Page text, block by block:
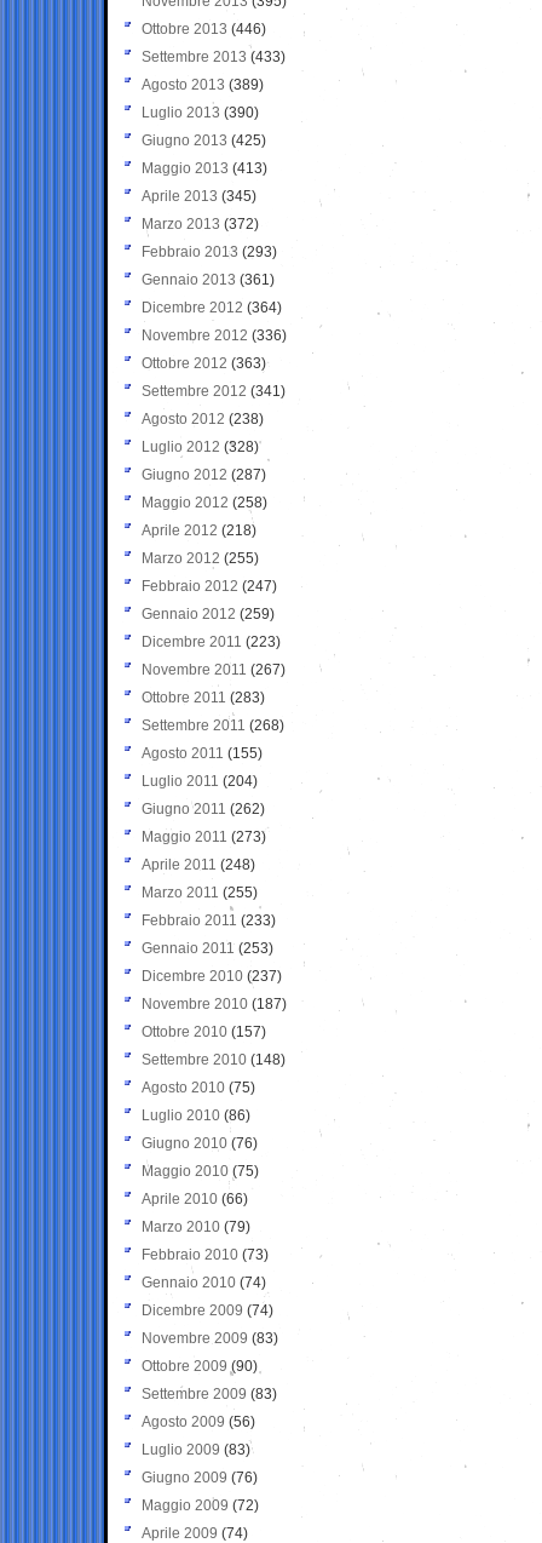
Ottobre 2013 (446)
Settembre 2013 (433)
Agosto 2013 (389)
Luglio 2013 (390)
Giugno 2013 (425)
Maggio 2013 (413)
Aprile 2013 (345)
Marzo 2013 (372)
Febbraio 2013 (293)
Gennaio 2013 (361)
Dicembre 2012 (364)
Novembre 2012 (336)
Ottobre 2012 (363)
Settembre 2012 (341)
Agosto 2012 (238)
Luglio 2012 (328)
Giugno 2012 (287)
Maggio 2012 (258)
Aprile 2012 (218)
Marzo 2012 (255)
Febbraio 2012 (247)
Gennaio 2012 (259)
Dicembre 2011 (223)
Novembre 2011 (267)
Ottobre 2011 (283)
Settembre 2011 (268)
Agosto 2011 (155)
Luglio 2011 (204)
Giugno 2011 (262)
Maggio 2011 (273)
Aprile 2011 (248)
Marzo 2011 (255)
Febbraio 2011 (233)
Gennaio 2011 (253)
Dicembre 2010 (237)
Novembre 2010 (187)
Ottobre 2010 (157)
Settembre 2010 (148)
Agosto 2010 (75)
Luglio 2010 (86)
Giugno 2010 (76)
Maggio 2010 (75)
Aprile 2010 (66)
Marzo 2010 (79)
Febbraio 2010 (73)
Gennaio 2010 (74)
Dicembre 2009 (74)
Novembre 2009 (83)
Ottobre 2009 (90)
Settembre 2009 (83)
Agosto 2009 (56)
Luglio 2009 (83)
Giugno 2009 (76)
Maggio 2009 (72)
Aprile 2009 (74)